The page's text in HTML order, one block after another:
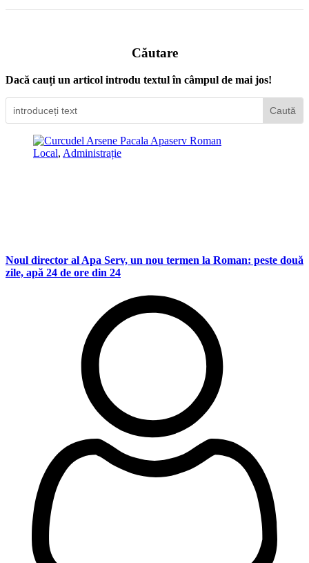
Căutare
Dacă cauți un articol introdu textul în câmpul de mai jos!
Local, Administrație
Noul director al Apa Serv, un nou termen la Roman: peste două
zile, apă 24 de ore din 24